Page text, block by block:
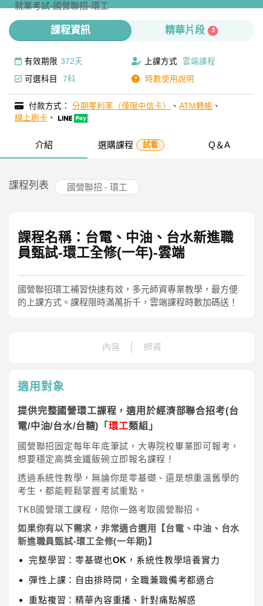
雲端
就業考試-國營聯招-環工
課程資訊 精華片段 3
有效期限 372天 上課方式
雲端課程
可選科目
7科 時數使用說明
付款方式：分期零利率（僅限中信卡） 、ATM轉帳 、
線上刷卡 、
介紹 選購課程 試看 Q＆A
課程列表 國營聯招 - 環工
課程名稱：台電、中油、台水新進職
員甄試-環工全修(一年)-雲端
國營聯招環工補習快速有效，多元師資專業教學，最方便
的上課方式。課程限時滿萬折千，雲端課程時數加碼送！
內容 師資
適用對象
提供完整國營環工課程，適用於經濟部聯合招考(台
電/中油/台水/台糖)「環工類組」
國營聯招固定每年年底筆試，大專院校畢業即可報考，
想要穩定高獎金鐵飯碗立即報名課程！
透過系統性教學，無論你是零基礎、還是想重溫舊學的
考生，都能輕鬆掌握考試重點。
TKB國營環工課程，陪你一路考取國營聯招。
如果你有以下需求，非常適合選用【台電、中油、台水
新進職員甄試-環工全修(一年期)】
完整學習：零基礎也OK，系統性教學培養實力
彈性上課：自由排時間，全職兼職備考都適合
重點複習：精華內容重播、針對痛點解惑